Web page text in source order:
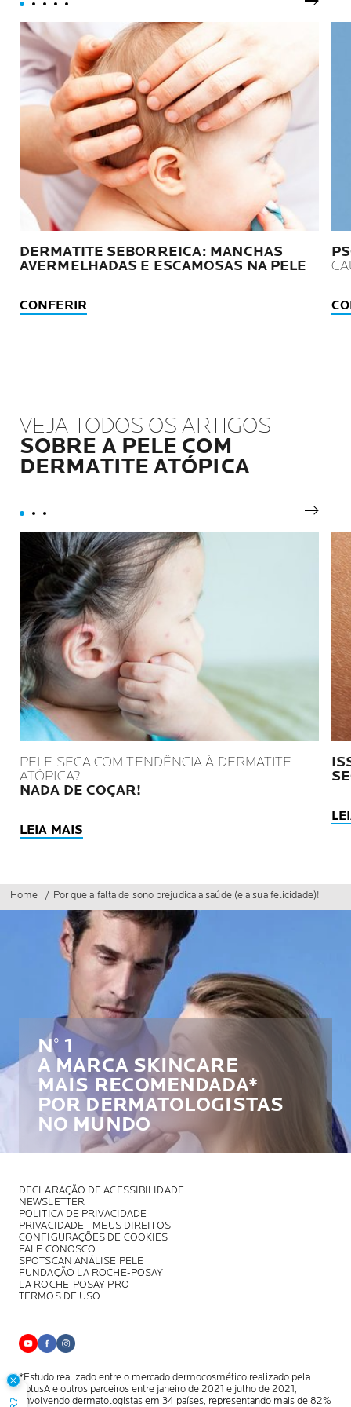
DERMATITE SEBORREICA: MANCHAS
AVERMELHADAS E ESCAMOSAS NA PELE
CONFERIR
VEJA TODOS OS ARTIGOS
SOBRE A PELE COM
DERMATITE ATÓPICA
PELE SECA COM TENDÊNCIA À DERMATITE
ATÓPICA?
NADA DE COÇAR!
LEIA MAIS
Home Por que a falta de sono prejudica a saúde (e a sua felicidade)!
N° 1
A MARCA SKINCARE
MAIS RECOMENDADA*
POR DERMATOLOGISTAS
NO MUNDO
DECLARAÇÃO DE ACESSIBILIDADE
NEWSLETTER
POLITICA DE PRIVACIDADE
PRIVACIDADE - MEUS DIREITOS
CONFIGURAÇÕES DE COOKIES
FALE CONOSCO
SPOTSCAN ANÁLISE PELE
FUNDAÇÃO LA ROCHE-POSAY
LA ROCHE-POSAY PRO
TERMOS DE USO
*Estudo realizado entre o mercado dermocosmético realizado pela
AplusAe outros parceiros entre janeiro de 2021 e julho de 2021,
envolvendodermatologistas em 34 países, representando mais de 82%